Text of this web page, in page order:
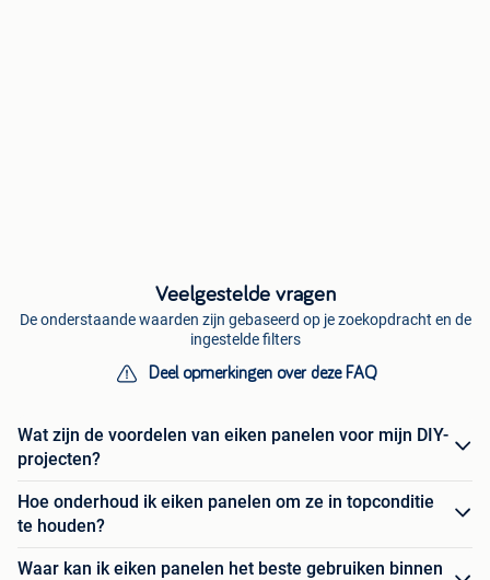
Veelgestelde vragen
De onderstaande waarden zijn gebaseerd op je zoekopdracht en de
ingestelde filters
Deel opmerkingen over deze FAQ
Wat zijn de voordelen van eiken panelen voor mijn DIY-
projecten?
Hoe onderhoud ik eiken panelen om ze in topconditie
te houden?
Waar kan ik eiken panelen het beste gebruiken binnen